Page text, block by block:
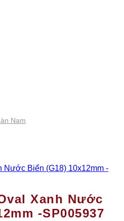
Nam
Xanh Nước
-SP005937